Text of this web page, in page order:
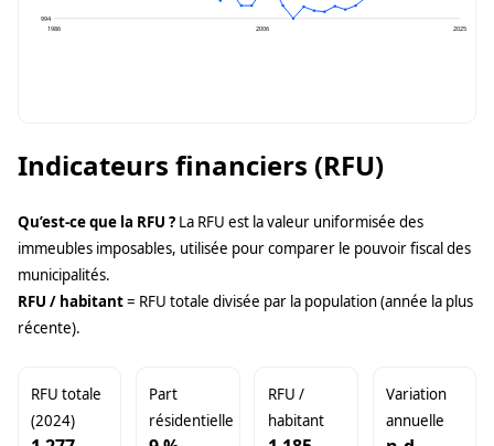
994
1986
2006 2025
Indicateurs financiers (RFU)
Qu’est-ce que la RFU ? La RFU est la valeur uniformisée des
immeubles imposables, utilisée pour comparer le pouvoir fiscal des
municipalités.
RFU / habitant= RFU totale divisée par la population (année la plus
récente).
RFU totale
(2024)
Part
résidentielle
RFU /
habitant
Variation
annuelle